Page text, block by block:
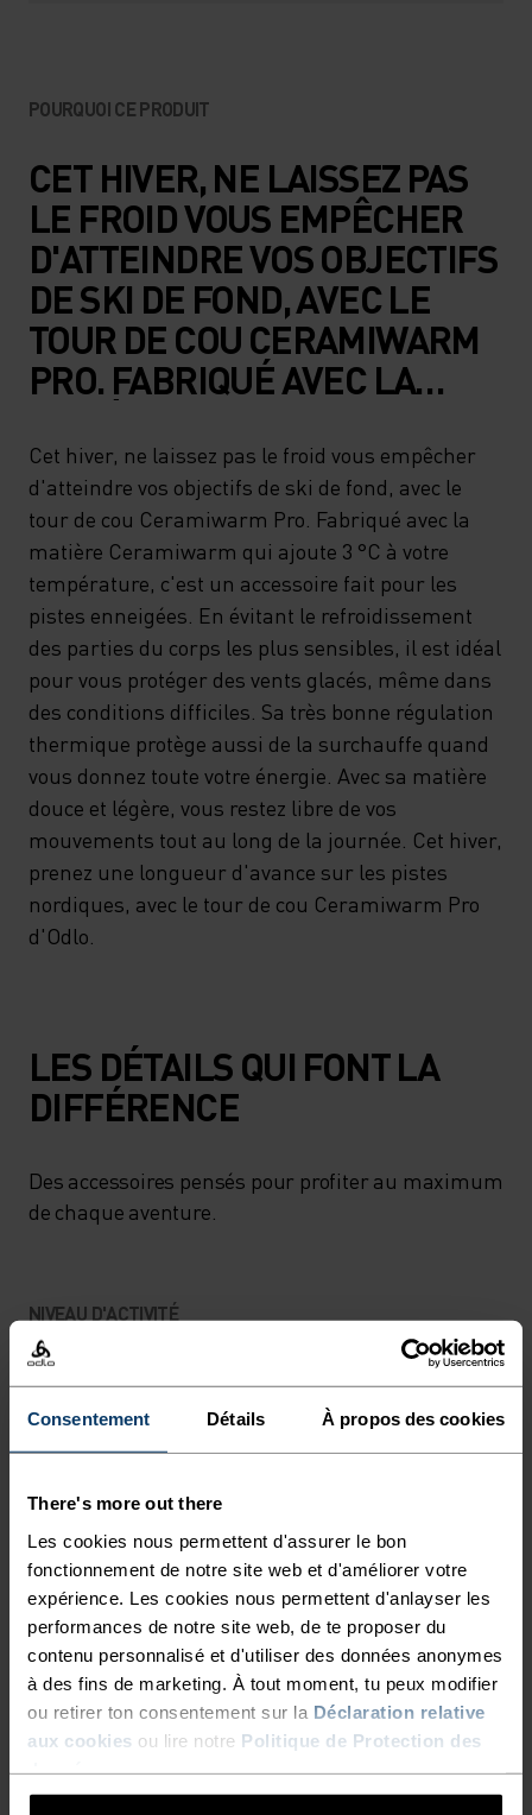
Consentement Détails À propos des cookies
There's more out there
Les cookies nous permettent d'assurer le bon
fonctionnement de notre site web et d'améliorer votre
expérience. Les cookies nous permettent d'anlayser les
performances de notre site web, de te proposer du
contenu personnalisé et d'utiliser des données anonymes
à des fins de marketing. À tout moment, tu peux modifier
ou retirer ton consentement sur la Déclaration relative
aux cookies ou lire notre Politique de Protection des
POURQUOI CE PRODUIT
CET HIVER, NE LAISSEZ PAS
LE FROID VOUS EMPÊCHER
D'ATTEINDRE VOS OBJECTIFS
DE SKI DE FOND, AVEC LE
TOUR DE COU CERAMIWARM
PRO. FABRIQUÉ AVEC LA
AJOUTE 3 °C À VOTRE
TEMPÉRATURE, C'EST UN
ACCESSOIRE FAIT POUR LES
PISTES ENNEIGÉES. EN
ÉVITANT LE
REFROIDISSEMENT DES
PARTIES DU CORPS LES PLUS
SENSIBLES, IL EST IDÉAL
POUR VOUS PROTÉGER DES
VENTS GLACÉS, MÊME DANS
DES CONDITIONS DIFFICILES.
SA TRÈS BONNE RÉGULATION
THERMIQUE PROTÈGE AUSSI
ÉNERGIE. AVEC SA MATIÈRE
DOUCE ET LÉGÈRE, VOUS
MOUVEMENTS TOUT AU LONG
DE LA JOURNÉE. CET HIVER,
D'AVANCE SUR LES PISTES
NORDIQUES, AVEC LE TOUR
DE COU CERAMIWARM PRO
D'ODLO.
Cet hiver, ne laissez pas le froid vous empêcher
d'atteindre vos objectifs de ski de fond, avec le
tour de cou Ceramiwarm Pro. Fabriqué avec la
matière Ceramiwarm qui ajoute 3 °C à votre
température, c'est un accessoire fait pour les
pistes enneigées. En évitant le refroidissement
des parties du corps les plus sensibles, il est idéal
pour vous protéger des vents glacés, même dans
des conditions difficiles. Sa très bonne régulation
thermique protège aussi de la surchauffe quand
vous donnez toute votre énergie. Avec sa matière
douce et légère, vous restez libre de vos
mouvements tout au long de la journée. Cet hiver,
prenez une longueur d'avance sur les pistes
nordiques, avec le tour de cou Ceramiwarm Pro
d'Odlo.
LES DÉTAILS QUI FONT LA
DIFFÉRENCE
Des accessoires pensés pour profiter au maximum
de chaque aventure.
NIVEAU D'ACTIVITÉ
BAS MODÉRÉ ÉLEVÉ
ACTIVITÉS À HAUTE INTENSITÉ
CARACTÉRISTIQUES DES MATIÈRES
POLYESTER ET ÉLASTHANNE
Ce tissu associe la résistance, la rétention de la forme et
les propriétés d’évacuation de l’humidité du polyester
avec la flexibilité et l’extensibilité de l’élasthanne. Le
résultat ? Une liberté de mouvement supérieure.